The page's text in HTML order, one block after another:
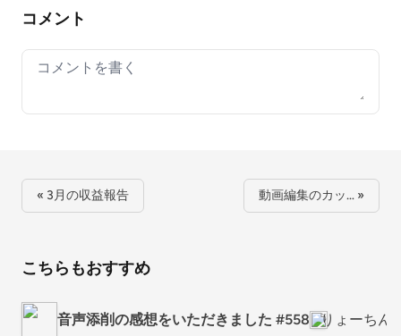
コメント
Your comment
« 3月の収益報告 動画編集のカッ… »
こちらもおすすめ
音声添削の感想をいただきました #558 りょーちん